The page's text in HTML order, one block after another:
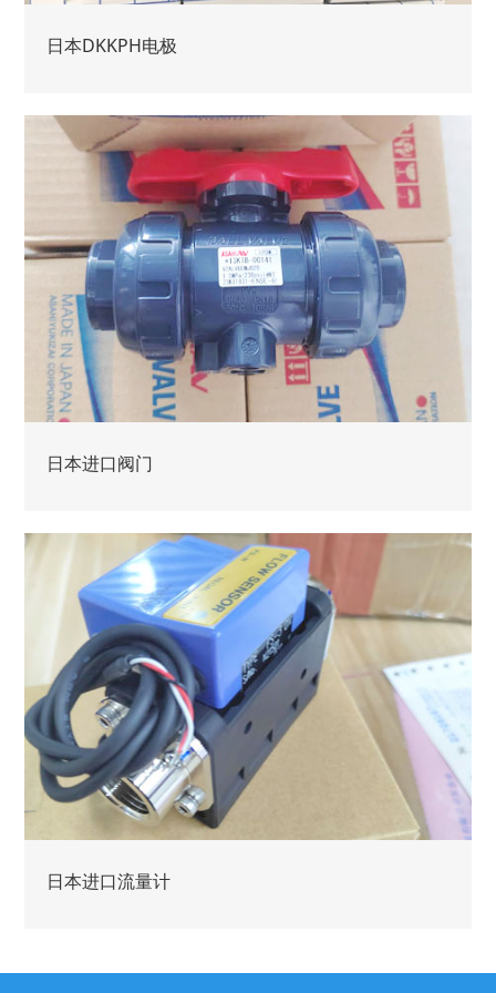
日本DKKPH电极
日本进口阀门
日本进口流量计